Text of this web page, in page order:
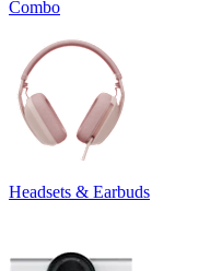
Combo
Headsets & Earbuds